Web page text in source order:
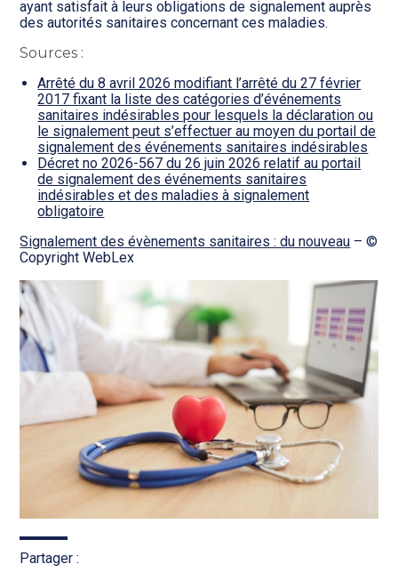
ayant satisfait à leurs obligations de signalement auprès
des autorités sanitaires concernant ces maladies.
Sources :
Arrêté du 8 avril 2026 modifiant l’arrêté du 27 février
2017 fixant la liste des catégories d’événements
sanitaires indésirables pour lesquels la déclaration ou
le signalement peut s’effectuer au moyen du portail de
signalement des événements sanitaires indésirables
Décret no 2026-567 du 26 juin 2026 relatif au portail
de signalement des événements sanitaires
indésirables et des maladies à signalement
obligatoire
Signalement des évènements sanitaires : du nouveau – ©
Copyright WebLex
Partager :